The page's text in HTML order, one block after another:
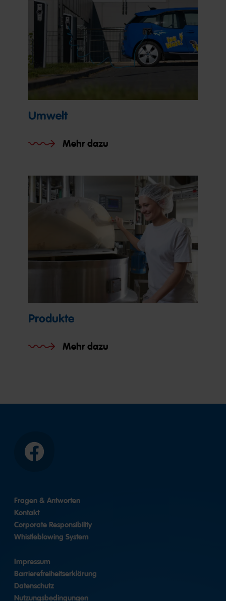
Umwelt
Mehr dazu
Produkte
Mehr dazu
Facebook
Fragen & Antworten
Kontakt
Corporate Responsibility
Whistleblowing System
Impressum
Barrierefreiheitserklärung
Datenschutz
Nutzungsbedingungen